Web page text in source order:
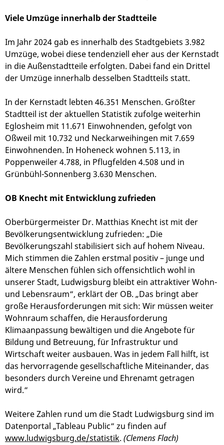
Viele Umzüge innerhalb der Stadtteile
Im Jahr 2024 gab es innerhalb des Stadtgebiets 3.982
Umzüge, wobei diese tendenziell eher aus der Kernstadt
in die Außenstadtteile erfolgten. Dabei fand ein Drittel
der Umzüge innerhalb desselben Stadtteils statt.
In der Kernstadt lebten 46.351 Menschen. Größter
Stadtteil ist der aktuellen Statistik zufolge weiterhin
Eglosheim mit 11.671 Einwohnenden, gefolgt von
Oßweil mit 10.732 und Neckarweihingen mit 7.659
Einwohnenden. In Hoheneck wohnen 5.113, in
Poppenweiler 4.788, in Pflugfelden 4.508 und in
Grünbühl-Sonnenberg 3.630 Menschen.
OB Knecht mit Entwicklung zufrieden
Oberbürgermeister Dr. Matthias Knecht ist mit der
Bevölkerungsentwicklung zufrieden: „Die
Bevölkerungszahl stabilisiert sich auf hohem Niveau.
Mich stimmen die Zahlen erstmal positiv – junge und
ältere Menschen fühlen sich offensichtlich wohl in
unserer Stadt, Ludwigsburg bleibt ein attraktiver Wohn-
und Lebensraum“, erklärt der OB. „Das bringt aber
große Herausforderungen mit sich: Wir müssen weiter
Wohnraum schaffen, die Herausforderung
Klimaanpassung bewältigen und die Angebote für
Bildung und Betreuung, für Infrastruktur und
Wirtschaft weiter ausbauen. Was in jedem Fall hilft, ist
das hervorragende gesellschaftliche Miteinander, das
besonders durch Vereine und Ehrenamt getragen
wird.“
Weitere Zahlen rund um die Stadt Ludwigsburg sind im
Datenportal „Tableau Public“ zu finden auf
www.ludwigsburg.de/statistik. (Clemens Flach)